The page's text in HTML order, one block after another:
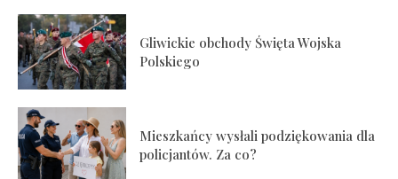
Gliwickie obchody Święta Wojska
Polskiego
Mieszkańcy wysłali podziękowania dla
policjantów. Za co?